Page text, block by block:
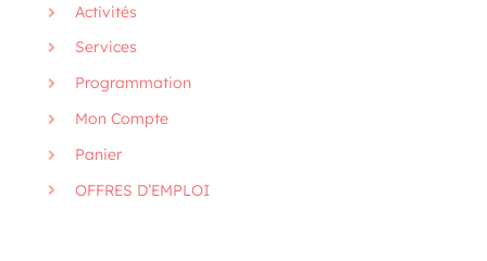
Activités
Services
Programmation
Mon Compte
Panier
OFFRES D’EMPLOI